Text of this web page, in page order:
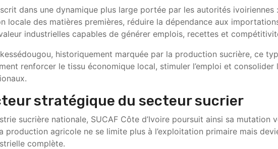
dans une dynamique plus large portée par les autorités ivoiriennes :
locale des matières premières, réduire la dépendance aux
industrielles capables de générer emplois, recettes et
historiquement marquée par la production sucrière, ce
renforcer le tissu économique local, stimuler l’emploi et consolider
stratégique du secteur sucrier
sucrière nationale, SUCAF Côte d’Ivoire poursuit ainsi sa mutation
production agricole ne se limite plus à l’exploitation primaire mais
complète.